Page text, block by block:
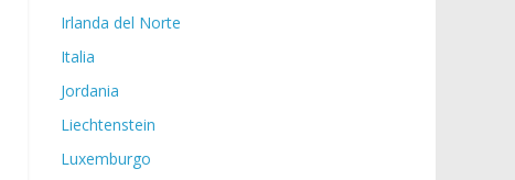
Irlanda del Norte
Italia
Jordania
Liechtenstein
Luxemburgo